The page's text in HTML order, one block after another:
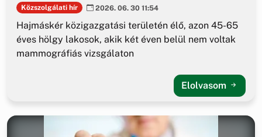
Közszolgálati hír 2026. 06. 30 11:54
Hajmáskér közigazgatási területén élő, azon 45-65
éves hölgy lakosok, akik két éven belül nem voltak
mammográfiás vizsgálaton
Elolvasom